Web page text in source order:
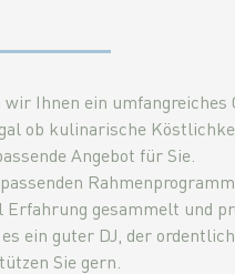
Ihnen ein umfangreiches
ob kulinarische
Angebot für Sie.
gesammelt und
ein guter DJ, der
Sie gern.